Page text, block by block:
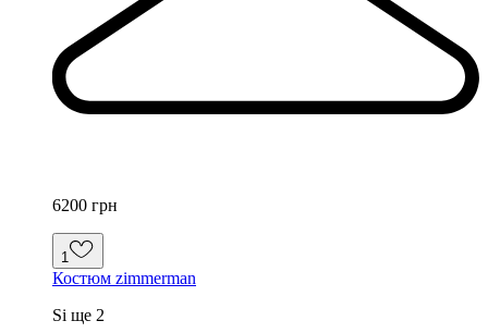
6200 грн
1
Костюм zimmerman
Sі ще 2